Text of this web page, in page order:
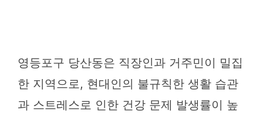
영등포구 당산동은 직장인과 거주민이 밀집
한 지역으로, 현대인의 불규칙한 생활 습관
과 스트레스로 인한 건강 문제 발생률이 높